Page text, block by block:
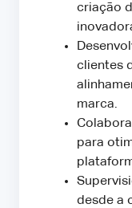
criação
clientes
marca.
para
desde a